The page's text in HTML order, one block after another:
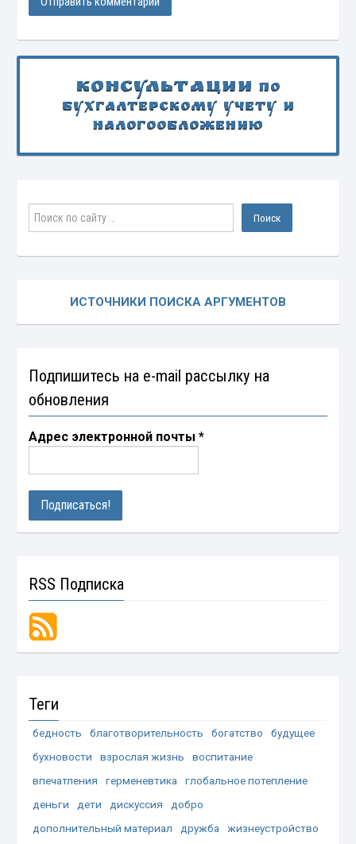
Консультации по
бухгалтерскому учету и
налогообложению
ИСТОЧНИКИ ПОИСКА АРГУМЕНТОВ
Подпишитесь на e-mail рассылку на
обновления
Адрес электронной почты*
RSS Подписка
Теги
бедность благотворительность богатство
будущее
бухновости
взрослая жизнь
воспитание
впечатления
герменевтика
глобальное потепление
деньги
дети дискуссия
добро
дополнительный материал
дружба
жизнеустройство